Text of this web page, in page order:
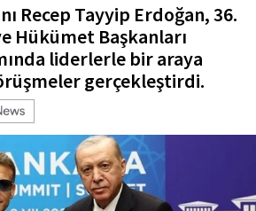
Recep Tayyip Erdoğan, 36.
Hükümet Başkanları
liderlerle bir araya
gerçekleştirdi.